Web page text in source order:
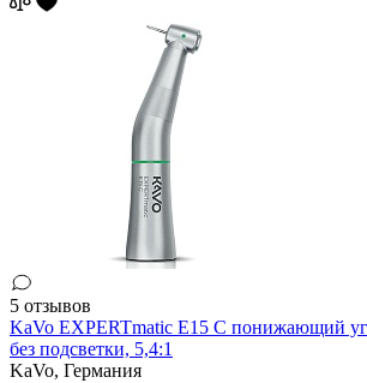
5 отзывов
KaVo EXPERTmatic E15 C понижающий
без подсветки, 5,4:1
KaVo, Германия